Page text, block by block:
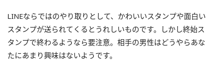
LINEならではのやり取りとして、かわいいスタンプや面白い
スタンプが送られてくるとうれしいものです。しかし終始ス
タンプで終わるようなら要注意。相手の男性はどうやらあな
たにあまり興味はないようです。